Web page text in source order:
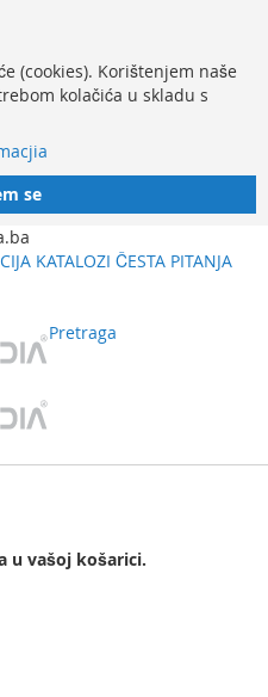
(cookies). Korištenjem naše
kolačića u skladu s
se
KATALOZI ČESTA PITANJA
Pretraga
u vašoj košarici.